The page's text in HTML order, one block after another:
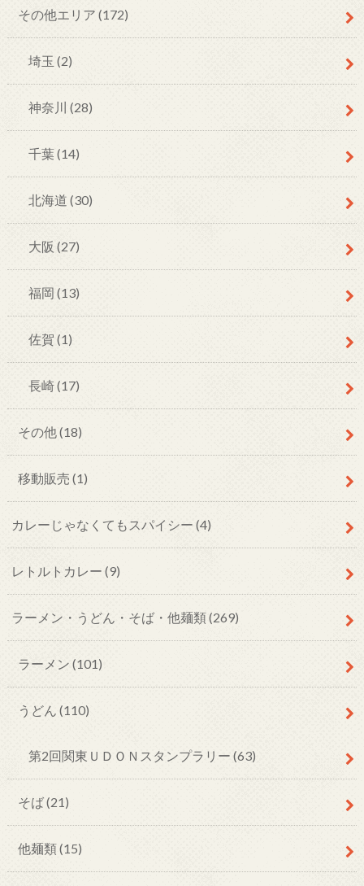
その他エリア (172)
埼玉 (2)
神奈川 (28)
千葉(14)
北海道 (30)
大阪 (27)
福岡 (13)
佐賀 (1)
長崎(17)
その他(18)
移動販売 (1)
カレーじゃなくてもスパイシー (4)
レトルトカレー (9)
ラーメン・うどん・そば・他麺類(269)
ラーメン (101)
うどん (110)
第2回関東ＵＤＯＮスタンプラリー (63)
そば(21)
他麺類(15)